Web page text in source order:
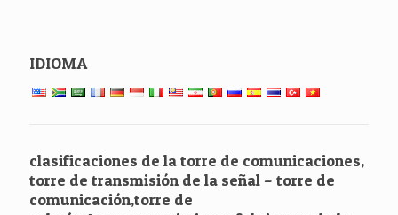
IDIOMA
clasificaciones de la torre de comunicaciones,
torre de transmisión de la señal – torre de
comunicación,torre de